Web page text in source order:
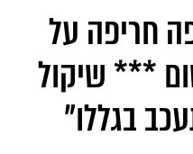
חריפה על
*** שיקול
בגללו"